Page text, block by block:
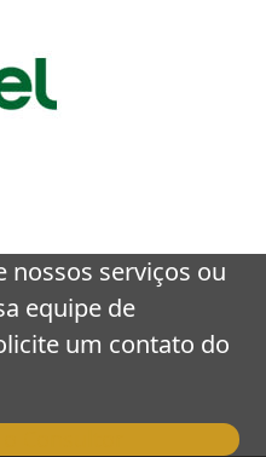
nossos serviços ou
equipe de
um contato do